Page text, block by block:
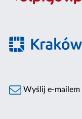
Wyślij e-mailem